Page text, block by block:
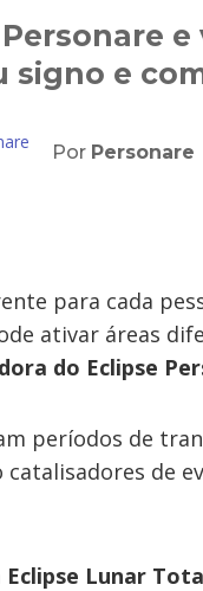
signo e
Por Personare
para cada
ativar áreas
do Eclipse
períodos de
de
Eclipse Lunar